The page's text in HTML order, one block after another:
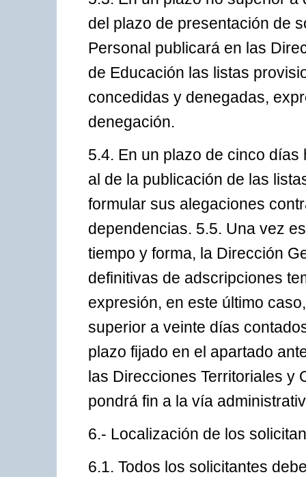
del plazo de presentación de
Personal publicará en las
de Educación las listas
concedidas y denegadas,
denegación.
5.4. En un plazo de cinco
al de la publicación de las
formular sus alegaciones
dependencias. 5.5. Una vez
tiempo y forma, la Dirección
definitivas de adscripciones
expresión, en este último
superior a veinte días
plazo fijado en el apartado
las Direcciones Territoriales y
pondrá fin a la vía
6.- Localización de los
6.1. Todos los solicitantes